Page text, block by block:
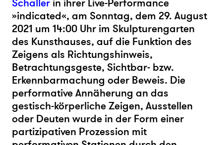
Schaller in ihrer Live-Performance
»indicated«, am Sonntag, dem 29. August
2021 um 14:00 Uhr im Skulpturengarten
des Kunsthauses, auf die Funktion des
Zeigens als Richtungshinweis,
Betrachtungsgeste, Sichtbar- bzw.
Erkennbarmachung oder Beweis. Die
performative Annäherung an das
gestisch-körperliche Zeigen, Ausstellen
oder Deuten wurde in der Form einer
partizipativen Prozession mit